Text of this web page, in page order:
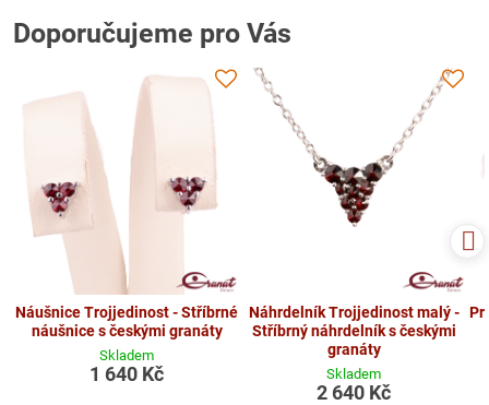
Doporučujeme pro Vás
Náušnice Trojjedinost - Stříbrné
náušnice s českými granáty
Skladem
1 640 Kč
Náhrdelník Trojjedinost malý -
Stříbrný náhrdelník s českými
granáty
Skladem
2 640 Kč